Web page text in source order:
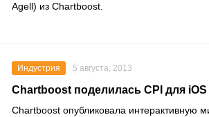
Agell) из Chartboost.
Индустрия 5 августа, 2013
Chartboost поделилась CPI для
Chartboost опубликовала интерактивную